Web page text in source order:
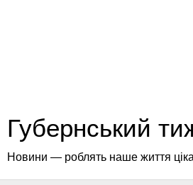
Губернський
Новини — роблять наше життя